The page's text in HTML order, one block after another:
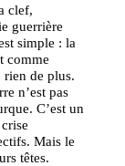
clef,
guerrière
simple : la
comme
de plus.
n’est pas
C’est un
Mais le
têtes.